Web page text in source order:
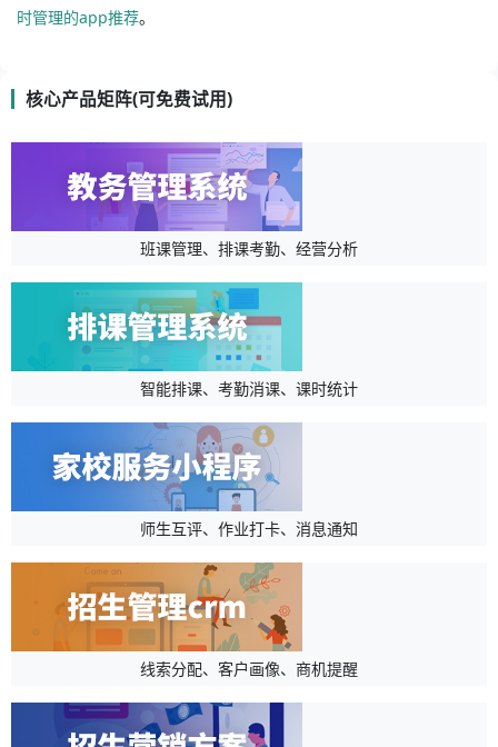
时管理的app推荐。
核心产品矩阵(可免费试用)
班课管理、排课考勤、经营分析
智能排课、考勤消课、课时统计
师生互评、作业打卡、消息通知
线索分配、客户画像、商机提醒